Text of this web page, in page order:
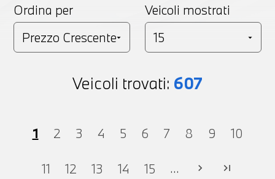
Ordina per Veicoli mostrati
Veicoli trovati: 607
1 2 3 4 5 6 7 8 9 10
11 12 13 14 15 ... chevron_right last_page